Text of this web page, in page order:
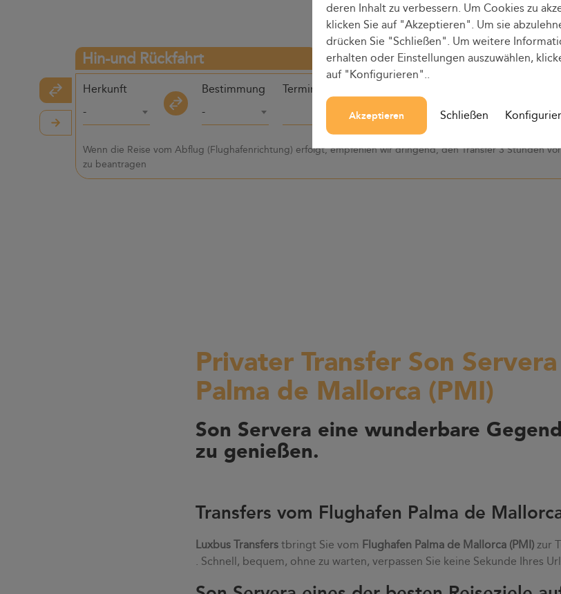
Hin-und Rückfahrt
Herkunft
-
Bestimmung
-
Termine
Wenn die Reise vom Abflug (Flughafenrichtung) erfolgt, empfehlen wir dringend, den Transfer 3 Stunden
zu beantragen
Privater Transfer Son
Palma de Mallorca (PMI)
Son Servera eine wunderbare
zu genießen.
Transfers vom Flughafen Palma de
Luxbus Transfers tbringt Sie vom Flughafen Palma de Mallorca (PMI) zur
. Schnell, bequem, ohne zu warten, verpassen Sie keine Sekunde Ihres
deren Inhalt zu verbessern. Um Cookies zu
klicken Sie auf "Akzeptieren". Um sie
drücken Sie "Schließen". Um weitere
erhalten oder Einstellungen auszuwählen,
auf "Konfigurieren"..
Akzeptieren Schließen